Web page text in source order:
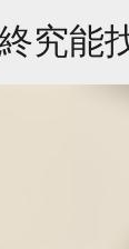
究能